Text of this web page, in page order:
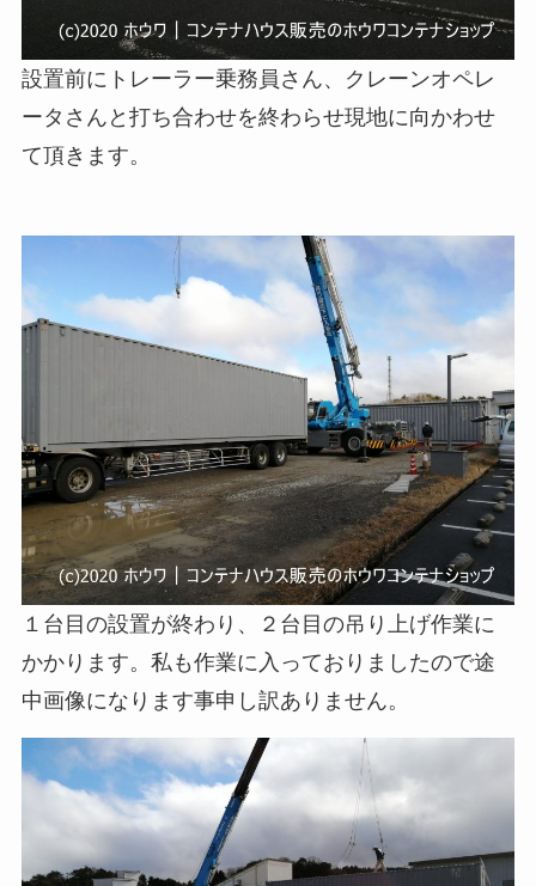
設置前にトレーラー乗務員さん、クレーンオペレ
ータさんと打ち合わせを終わらせ現地に向かわせ
て頂きます。
１台目の設置が終わり、２台目の吊り上げ作業に
かかります。私も作業に入っておりましたので途
中画像になります事申し訳ありません。